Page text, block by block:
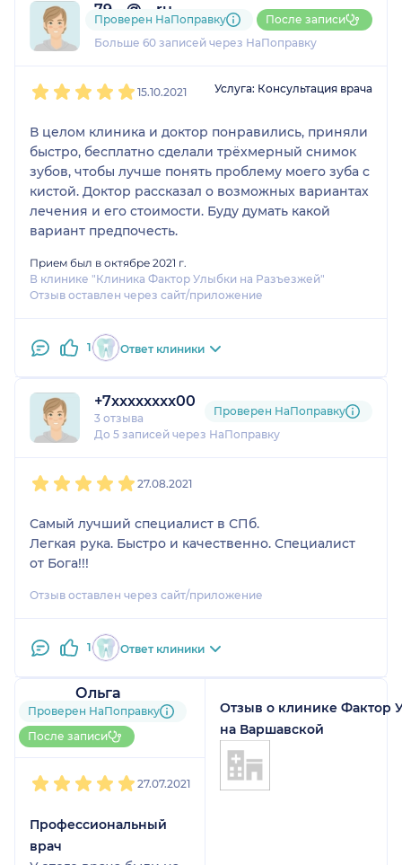
79....@....ru
23 отзыва
Больше 60 записей через НаПоправку
Проверен НаПоправку После записи
15.10.2021 Услуга: Консультация врача
В целом клиника и доктор понравились, приняли
быстро, бесплатно сделали трёхмерный снимок
зубов, чтобы лучше понять проблему моего зуба с
кистой. Доктор рассказал о возможных вариантах
лечения и его стоимости. Буду думать какой
вариант предпочесть.
Прием был в октябре 2021 г.
В клинике "Клиника Фактор Улыбки на Разъезжей"
Отзыв оставлен через сайт/приложение
1 Ответ клиники
+7xxxxxxxx00
3 отзыва
До 5 записей через НаПоправку
Проверен НаПоправку
27.08.2021
Самый лучший специалист в СПб.
Легкая рука. Быстро и качественно. Специалист
от Бога!!!
Отзыв оставлен через сайт/приложение
1 Ответ клиники
Ольга
2 отзыва
До 5 записей через
НаПоправку
Проверен НаПоправку
После записи
27.07.2021
Профессиональный
врач
Отзыв о клинике Фактор
на Варшавской